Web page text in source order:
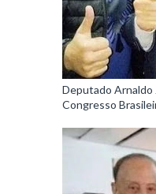
Deputado Arnaldo
Congresso